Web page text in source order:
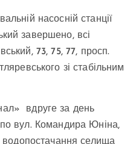
насосній станції
завершено, всі
73, 75, 77, просп.
зі стабільним
вдруге за день
вул. Командира Юніна,
водопостачання селища